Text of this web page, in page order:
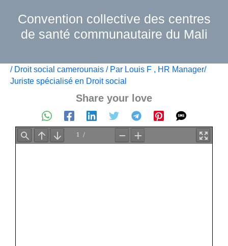
contenu
Convention collective des centres
de santé communautaire du Mali
/ Droit social camerounais / Par Louis F , HR Manager/
Juriste spécialisé en Droit social
Share your love